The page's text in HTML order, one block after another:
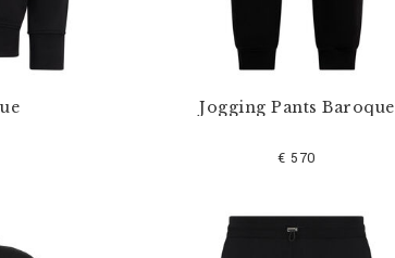
Jogging Pants Baroque
€ 570